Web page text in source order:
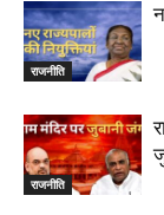
राजनीति
राजनीति